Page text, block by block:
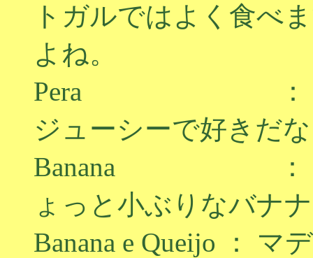
トガルではよく食べ
よね。
Pera ： 洋ナ
ジューシーで好きだ
Banana ： バナ
ょっと小ぶりなバナ
Banana e Queijo ： マ